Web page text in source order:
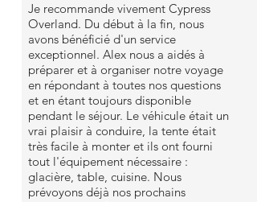
Je recommande vivement Cypress
Overland. Du début à la fin, nous
avons bénéficié d'un service
exceptionnel. Alex nous a aidés à
préparer et à organiser notre voyage
en répondant à toutes nos questions
et en étant toujours disponible
pendant le séjour. Le véhicule était un
vrai plaisir à conduire, la tente était
très facile à monter et ils ont fourni
tout l'équipement nécessaire :
glacière, table, cuisine. Nous
prévoyons déjà nos prochains